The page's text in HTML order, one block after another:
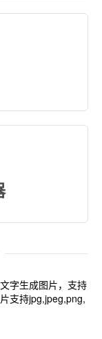
字生成图片，支持
支持jpg,jpeg,png,